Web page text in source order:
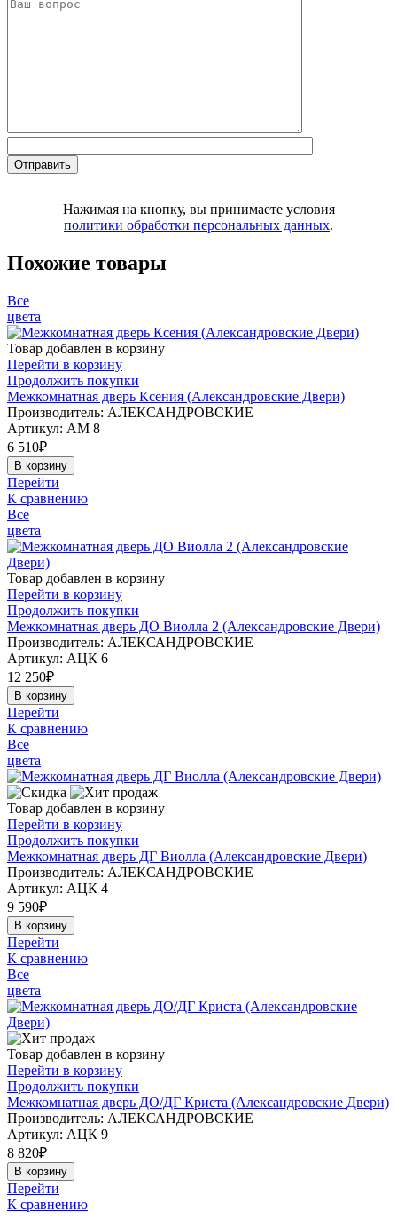
Нажимая на кнопку, вы принимаете условия
политики обработки персональных данных.
Похожие товары
Все
цвета
Товар добавлен в корзину
Перейти в корзину
Продолжить покупки
Межкомнатная дверь Ксения (Александровские Двери)
Производитель: АЛЕКСАНДРОВСКИЕ
Артикул: АМ 8
6 510₽
В корзину
Перейти
К сравнению
Все
цвета
Товар добавлен в корзину
Перейти в корзину
Продолжить покупки
Межкомнатная дверь ДО Виолла 2 (Александровские Двери)
Производитель: АЛЕКСАНДРОВСКИЕ
Артикул: АЦК 6
12 250₽
В корзину
Перейти
К сравнению
Все
цвета
Товар добавлен в корзину
Перейти в корзину
Продолжить покупки
Межкомнатная дверь ДГ Виолла (Александровские Двери)
Производитель: АЛЕКСАНДРОВСКИЕ
Артикул: АЦК 4
9 590₽
В корзину
Перейти
К сравнению
Все
цвета
Товар добавлен в корзину
Перейти в корзину
Продолжить покупки
Межкомнатная дверь ДО/ДГ Криста (Александровские Двери)
Производитель: АЛЕКСАНДРОВСКИЕ
Артикул: АЦК 9
8 820₽
В корзину
Перейти
К сравнению